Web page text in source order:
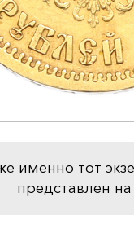
именно тот
представлен